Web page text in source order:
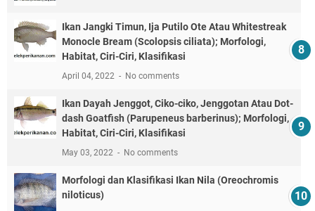
Ikan Jangki Timun, Ija Putilo Ote Atau Whitestreak
Monocle Bream (Scolopsis ciliata); Morfologi,
Habitat, Ciri-Ciri, Klasifikasi
April 04, 2022 No comments
Ikan Dayah Jenggot, Ciko-ciko, Jenggotan Atau Dot-
dash Goatfish (Parupeneus barberinus); Morfologi,
Habitat, Ciri-Ciri, Klasifikasi
May 03, 2022 No comments
Morfologi dan Klasifikasi Ikan Nila (Oreochromis
niloticus)